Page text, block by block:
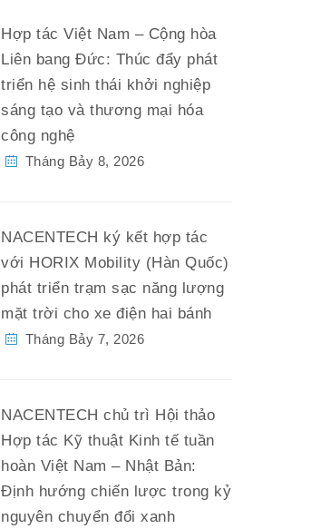
Hợp tác Việt Nam – Cộng hòa
Liên bang Đức: Thúc đẩy phát
triển hệ sinh thái khởi nghiệp
sáng tạo và thương mại hóa
công nghệ
Tháng Bảy 8, 2026
NACENTECH ký kết hợp tác
với HORIX Mobility (Hàn Quốc)
phát triển trạm sạc năng lượng
mặt trời cho xe điện hai bánh
Tháng Bảy 7, 2026
NACENTECH chủ trì Hội thảo
Hợp tác Kỹ thuật Kinh tế tuần
hoàn Việt Nam – Nhật Bản:
Định hướng chiến lược trong kỷ
nguyên chuyển đổi xanh